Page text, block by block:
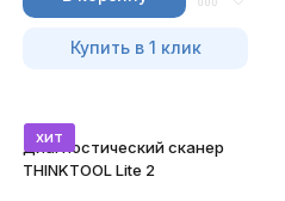
Купить в 1 клик
хит
Диагностический сканер
THINKTOOL Lite 2